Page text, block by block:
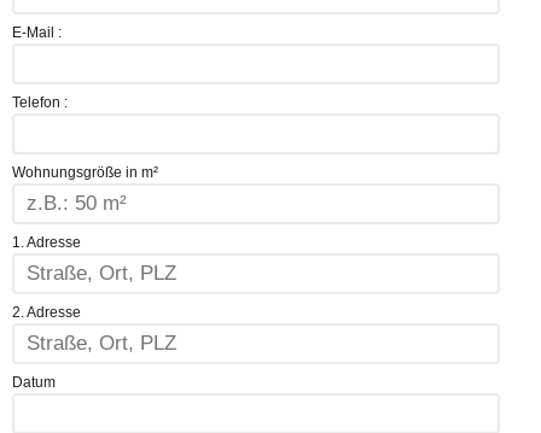
E-Mail :
Telefon :
Wohnungsgröße in m²
1. Adresse
2. Adresse
Datum